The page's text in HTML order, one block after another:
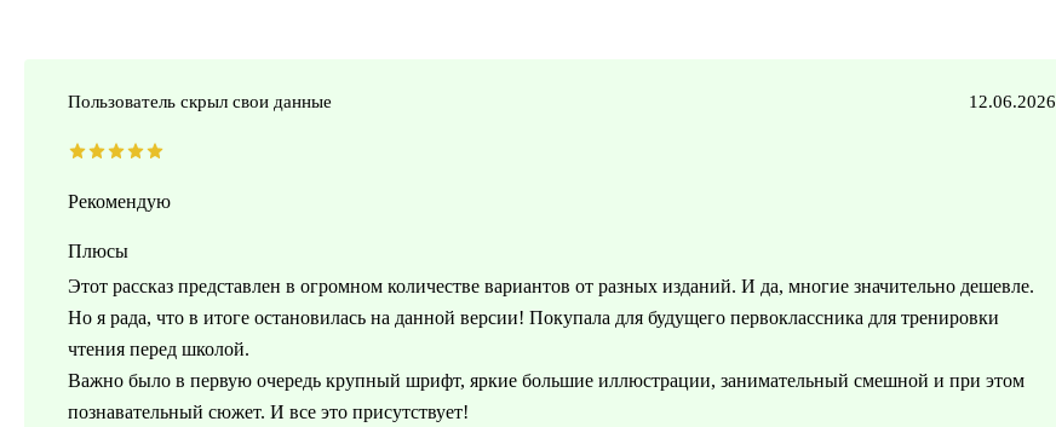
Пользователь скрыл свои данные 12.06.2026
Рекомендую
Плюсы
Этот рассказ представлен в огромном количестве вариантов от разных изданий. И да, многие значительно дешевле.
Но я рада, что в итоге остановилась на данной версии! Покупала для будущего первоклассника для тренировки
чтения перед школой.
Важно было в первую очередь крупный шрифт, яркие большие иллюстрации, занимательный смешной и при этом
познавательный сюжет. И все это присутствует!